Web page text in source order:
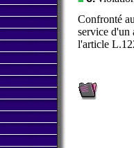
Confronté
service d'un
l'article